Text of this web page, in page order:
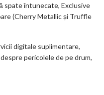
spate întunecate, Exclusive
(Cherry Metallic și Truffle
digitale suplimentare,
pericolele de pe drum,